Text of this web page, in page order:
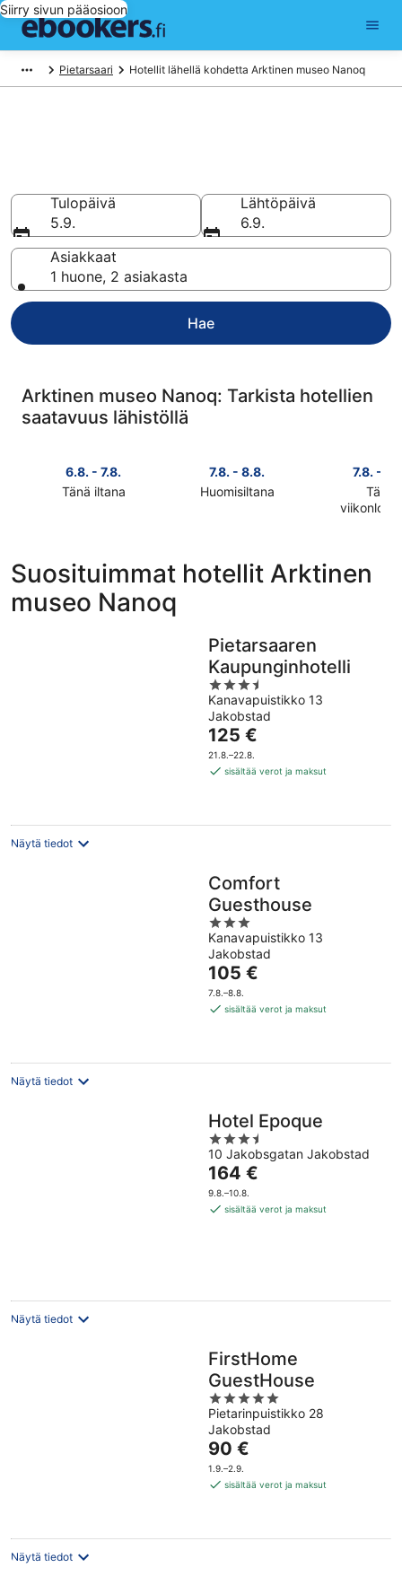
Siirry sivun pääosioon
Pietarsaari Hotellit lähellä kohdetta Arktinen museo Nanoq
Tulopäivä
5.9.
Lähtöpäivä
6.9.
Asiakkaat
1 huone, 2 asiakasta
Hae
Arktinen museo Nanoq: Tarkista hotellien
saatavuus lähistöllä
6.8. - 7.8.
Tänä iltana
kohdetta
Arktinen
museo
Nanoq
7.8. - 8.8.
Huomisiltana
kohdetta
Arktinen
huomisillaksi
8.8.
7.8. -
Tänä
kohdetta
Suosituimmat hotellit Arktinen
museo Nanoq
Pietarsaaren
Kaupunginhotelli
3.5
out
of
5
Kanavapuistikko 13
Jakobstad
Hinta
on
125 €
125 €
21.8.–22.8.
sisältää verot ja maksut
Näytä tiedot
Comfort
Guesthouse
3
out
of
5
Kanavapuistikko 13
Jakobstad
Hinta
on
105 €
105 €
7.8.–8.8.
sisältää verot ja maksut
Näytä tiedot
Hotel Epoque
3.5
out
of
5
10 Jakobsgatan Jakobstad
Hinta
on
164 €
164 €
9.8.–10.8.
sisältää verot ja maksut
Näytä tiedot
FirstHome
GuestHouse
5
out
of
5
Pietarinpuistikko 28
Jakobstad
Hinta
on
90 €
90 €
1.9.–2.9.
sisältää verot ja maksut
Näytä tiedot